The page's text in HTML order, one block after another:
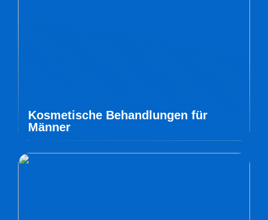
Kosmetische Behandlungen für
Männer